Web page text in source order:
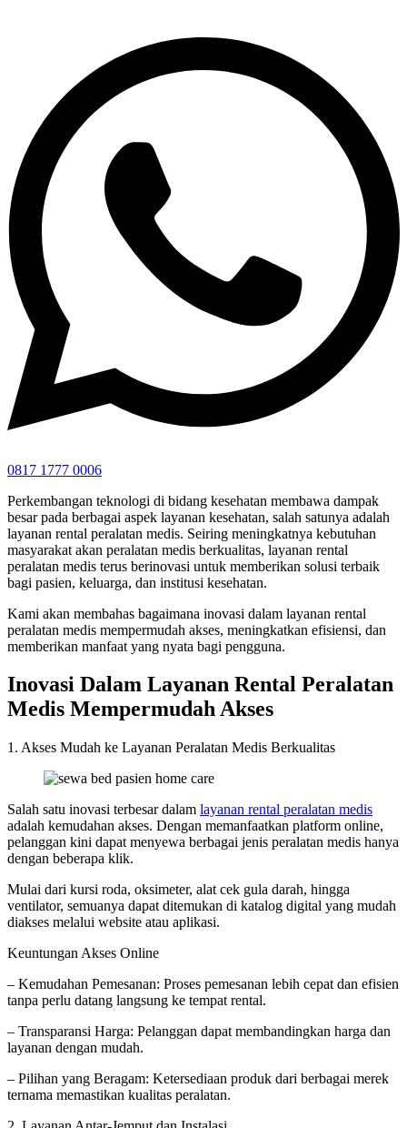
0817 1777 0006
Perkembangan teknologi di bidang kesehatan membawa dampak
besar pada berbagai aspek layanan kesehatan, salah satunya adalah
layanan rental peralatan medis. Seiring meningkatnya kebutuhan
masyarakat akan peralatan medis berkualitas, layanan rental
peralatan medis terus berinovasi untuk memberikan solusi terbaik
bagi pasien, keluarga, dan institusi kesehatan.
Kami akan membahas bagaimana inovasi dalam layanan rental
peralatan medis mempermudah akses, meningkatkan efisiensi, dan
memberikan manfaat yang nyata bagi pengguna.
Inovasi Dalam Layanan Rental Peralatan
Medis Mempermudah Akses
1. Akses Mudah ke Layanan Peralatan Medis Berkualitas
Salah satu inovasi terbesar dalam layanan rental peralatan medis
adalah kemudahan akses. Dengan memanfaatkan platform online,
pelanggan kini dapat menyewa berbagai jenis peralatan medis hanya
dengan beberapa klik.
Mulai dari kursi roda, oksimeter, alat cek gula darah, hingga
ventilator, semuanya dapat ditemukan di katalog digital yang mudah
diakses melalui website atau aplikasi.
Keuntungan Akses Online
– Kemudahan Pemesanan: Proses pemesanan lebih cepat dan efisien
tanpa perlu datang langsung ke tempat rental.
– Transparansi Harga: Pelanggan dapat membandingkan harga dan
layanan dengan mudah.
– Pilihan yang Beragam: Ketersediaan produk dari berbagai merek
ternama memastikan kualitas peralatan.